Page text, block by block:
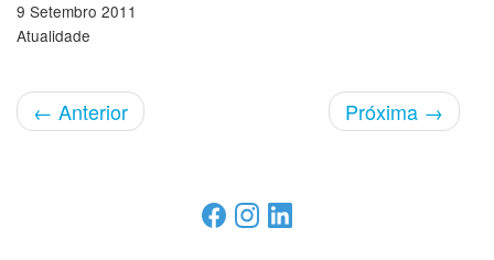
9 Setembro 2011
Atualidade
← Anterior Próxima →